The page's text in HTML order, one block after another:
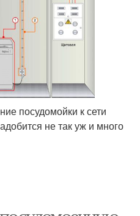
посудомойки к сети
не так уж и много